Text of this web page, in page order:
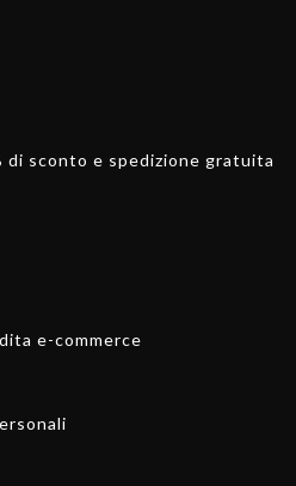
sconto e spedizione gratuita
e-commerce